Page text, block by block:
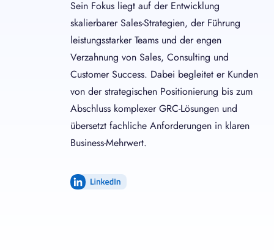
Sein Fokus liegt auf der Entwicklung
skalierbarer Sales-Strategien, der Führung
leistungsstarker Teams und der engen
Verzahnung von Sales, Consulting und
Customer Success. Dabei begleitet er Kunden
von der strategischen Positionierung bis zum
Abschluss komplexer GRC-Lösungen und
übersetzt fachliche Anforderungen in klaren
Business-Mehrwert.